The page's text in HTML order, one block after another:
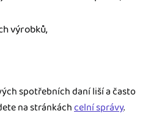
výrobků,
spotřebních daní liší a často
na stránkáchcelní správy.